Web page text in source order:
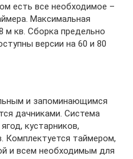
есть все необходимое –
Максимальная
кв. Сборка предельно
версии на 60 и 80
и запоминающимся
дачниками. Система
кустарников,
Комплектуется таймером,
и всем необходимым для